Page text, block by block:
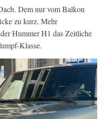
Dem nur vom Balkon
zu kurz. Mehr
Hummer H1 das Zeitliche
Klasse.